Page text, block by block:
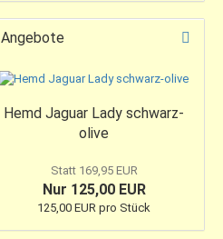
Angebote
Hemd Jaguar Lady schwarz-
olive
Statt 169,95 EUR
Nur 125,00 EUR
125,00 EUR pro Stück